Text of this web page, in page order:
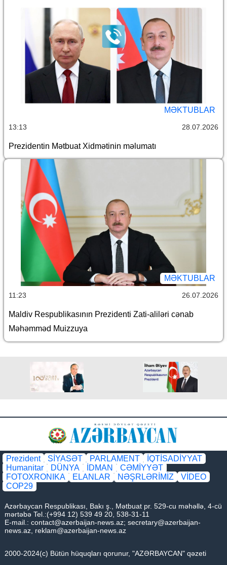
MƏKTUBLAR
13:13 28.07.2026
Prezidentin Mətbuat Xidmətinin məlumatı
MƏKTUBLAR
11:23 26.07.2026
Maldiv Respublikasının Prezidenti Zati-aliləri cənab
Məhəmməd Muizzuya
Prezident SİYASƏT PARLAMENT
İQTİSADİYYAT
Humanitar
DÜNYA İDMAN
CƏMİYYƏT
FOTOXRONIKA
ELANLAR NƏŞRLƏRİMİZ
VİDEO
COP29
Azərbaycan Respublikası, Bakı ş., Mətbuat pr. 529-cu məhəllə, 4-cü
mərtəbə Tel.:(+994 12) 539 49 20, 538-31-11
E-mail.: contact@azerbaijan-news.az; secretary@azerbaijan-
news.az, reklam@azerbaijan-news.az
2000-2024(c) Bütün hüquqları qorunur, "AZƏRBAYCAN" qəzeti